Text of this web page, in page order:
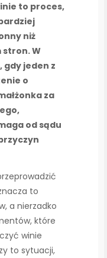
to proces,
niż
stron. W
gdy jeden z
o
za
od sądu
to
a nierzadko
które
winie
to sytuacji,